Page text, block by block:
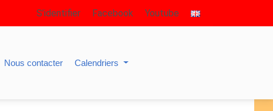
S’identifier Facebook Youtube
Nous contacter Calendriers